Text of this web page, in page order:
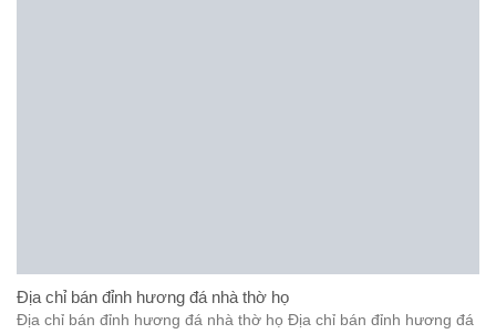
Địa chỉ bán đỉnh hương đá nhà thờ họ
Địa chỉ bán đỉnh hương đá nhà thờ họ Địa chỉ bán đỉnh hương đá